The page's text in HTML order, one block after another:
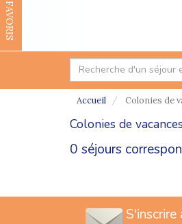
FAVORIS
Accueil Colonies de
Colonies de
0 séjours